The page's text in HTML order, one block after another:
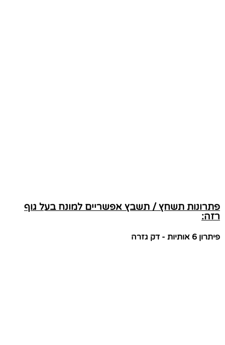
פתרונות תשחץ / תשבץ אפשריים למונח בעל גוף
רזה:
פיתרון 6 אותיות - דק גזרה